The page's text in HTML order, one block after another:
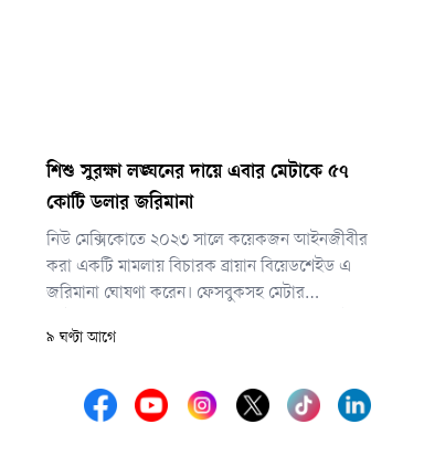
শিশু সুরক্ষা লঙ্ঘনের দায়ে এবার মেটাকে ৫৭
কোটি ডলার জরিমানা
নিউ মেক্সিকোতে ২০২৩ সালে কয়েকজন আইনজীবীর
করা একটি মামলায় বিচারক ব্রায়ান বিয়েডশেইড এ
জরিমানা ঘোষণা করেন। ফেসবুকসহ মেটার
উত্তেজক উপাদান ও যৌন শিকারীদের সংস্পর্শে
দাবি করা হয়েছিল মামলায়।
৯ ঘণ্টা আগে